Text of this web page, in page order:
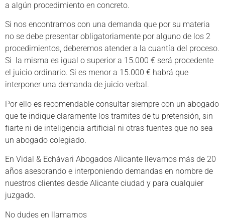
a algún procedimiento en concreto.
Si nos encontramos con una demanda que por su materia
no se debe presentar obligatoriamente por alguno de los 2
procedimientos, deberemos atender a la cuantía del proceso.
Si la misma es igual o superior a 15.000 € será procedente
el juicio ordinario. Si es menor a 15.000 € habrá que
interponer una demanda de juicio verbal.
Por ello es recomendable consultar siempre con un abogado
que te indique claramente los tramites de tu pretensión, sin
fiarte ni de inteligencia artificial ni otras fuentes que no sea
un abogado colegiado.
En Vidal & Echávari Abogados Alicante llevamos más de 20
años asesorando e interponiendo demandas en nombre de
nuestros clientes desde Alicante ciudad y para cualquier
juzgado.
No dudes en llamarnos